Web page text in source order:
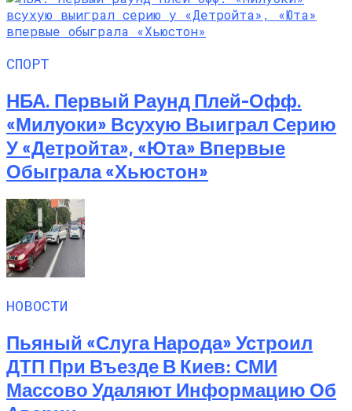
СПОРТ
НБА. Первый Раунд Плей-Офф.
«Милуоки» Всухую Выиграл Серию
У «Детройта», «Юта» Впервые
Обыграла «Хьюстон»
НОВОСТИ
Пьяный «слуга Народа» Устроил
ДТП При Въезде В Киев: СМИ
Массово Удаляют Информацию Об